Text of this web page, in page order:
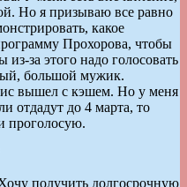
Но я призываю все равно
какое
Прохорова, чтобы
из-за этого надо голосовать
большой мужик.
вышел с кэшем. Но у меня
отдадут до 4 марта, то
проголосую.
получить долгосрочную